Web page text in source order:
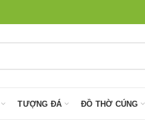
TƯỢNG ĐÁ ĐỒ THỜ CÚNG